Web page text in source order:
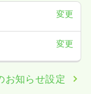
変更
変更
お知らせ設定